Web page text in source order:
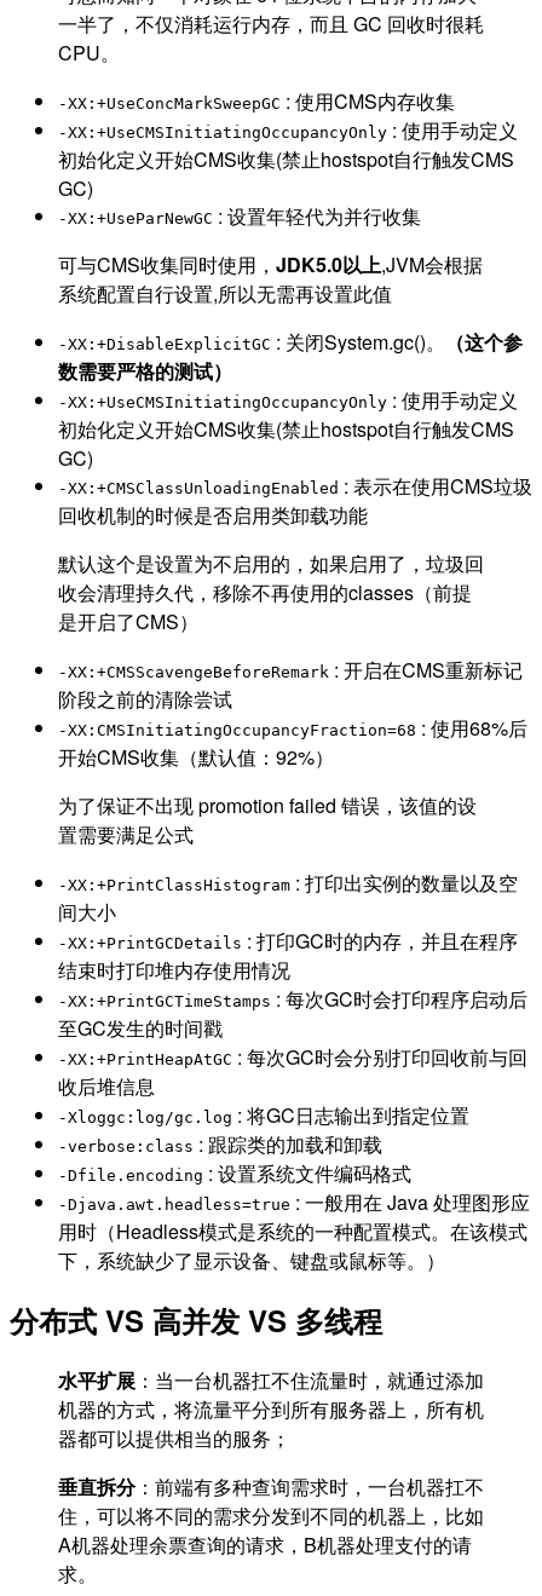
一半了，不仅消耗运行内存，而且 GC 回收时很耗
CPU。
-XX:+UseConcMarkSweepGC : 使用CMS内存收集
-XX:+UseCMSInitiatingOccupancyOnly : 使用手动定义
初始化定义开始CMS收集(禁止hostspot自行触发CMS
GC)
-XX:+UseParNewGC : 设置年轻代为并行收集
可与CMS收集同时使用， JDK5.0以上,JVM会根据
系统配置自行设置,所以无需再设置此值
-XX:+DisableExplicitGC : 关闭System.gc()。
（这个参
数需要严格的测试）
-XX:+UseCMSInitiatingOccupancyOnly : 使用手动定义
初始化定义开始CMS收集(禁止hostspot自行触发CMS
GC)
-XX:+CMSClassUnloadingEnabled : 表示在使用CMS垃圾
回收机制的时候是否启用类卸载功能
默认这个是设置为不启用的，如果启用了，垃圾回
收会清理持久代，移除不再使用的classes（前提
是开启了CMS）
-XX:+CMSScavengeBeforeRemark : 开启在CMS重新标记
阶段之前的清除尝试
-XX:CMSInitiatingOccupancyFraction=68 : 使用68%后
开始CMS收集（默认值：92%）
为了保证不出现 promotion failed 错误，该值的设
置需要满足公式
-XX:+PrintClassHistogram : 打印出实例的数量以及空
间大小
-XX:+PrintGCDetails : 打印GC时的内存，并且在程序
结束时打印堆内存使用情况
-XX:+PrintGCTimeStamps : 每次GC时会打印程序启动后
至GC发生的时间戳
-XX:+PrintHeapAtGC : 每次GC时会分别打印回收前与回
收后堆信息
-Xloggc:log/gc.log : 将GC日志输出到指定位置
-verbose:class : 跟踪类的加载和卸载
-Dfile.encoding : 设置系统文件编码格式
-Djava.awt.headless=true : 一般用在 Java 处理图形应
用时（Headless模式是系统的一种配置模式。在该模式
下，系统缺少了显示设备、键盘或鼠标等。）
分布式 VS 高并发 VS 多线程
水平扩展 ：当一台机器扛不住流量时，就通过添加
机器的方式，将流量平分到所有服务器上，所有机
器都可以提供相当的服务；
垂直拆分：前端有多种查询需求时，一台机器扛不
住，可以将不同的需求分发到不同的机器上，比如
A机器处理余票查询的请求，B机器处理支付的请
求。